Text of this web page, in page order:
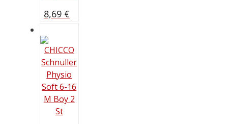
8,69 €